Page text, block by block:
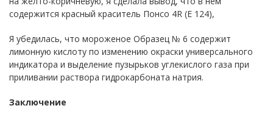
содержится красный краситель Понсо 4R (Е 124),
Я убедилась, что мороженое Образец № 6 содержит
лимонную кислоту по изменению окраски универсального
индикатора и выделение пузырьков углекислого газа при
приливании раствора гидрокарбоната натрия.
Заключение